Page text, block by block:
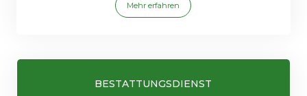
Mehr erfahren
BESTATTUNGSDIENST